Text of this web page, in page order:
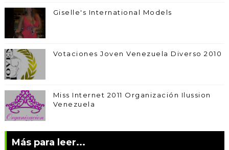
Giselle's International Models
Votaciones Joven Venezuela Diverso 2010
Miss Internet 2011 Organización Ilussion
Venezuela
Más para leer...